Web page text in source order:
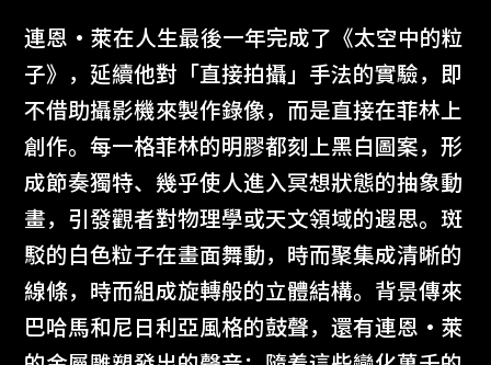
連恩‧萊在人生最後一年完成了《太空中的粒
子》，延續他對「直接拍攝」手法的實驗，即
不借助攝影機來製作錄像，而是直接在菲林上
創作。每一格菲林的明膠都刻上黑白圖案，形
成節奏獨特、幾乎使人進入冥想狀態的抽象動
畫，引發觀者對物理學或天文領域的遐思。斑
駁的白色粒子在畫面舞動，時而聚集成清晰的
線條，時而組成旋轉般的立體結構。背景傳來
巴哈馬和尼日利亞風格的鼓聲，還有連恩‧萊